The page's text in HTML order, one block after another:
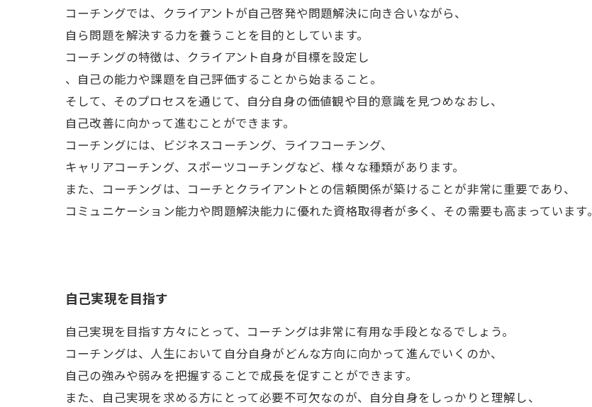
コーチングでは、クライアントが自己啓発や問題解決に向き合いながら、
自ら問題を解決する力を養うことを目的としています。
コーチングの特徴は、クライアント自身が目標を設定し
、自己の能力や課題を自己評価することから始まること。
そして、そのプロセスを通じて、自分自身の価値観や目的意識を見つめなおし、
自己改善に向かって進むことができます。
コーチングには、ビジネスコーチング、ライフコーチング、
キャリアコーチング、スポーツコーチングなど、様々な種類があります。
また、コーチングは、コーチとクライアントとの信頼関係が築けることが非常に重要であり、
コミュニケーション能力や問題解決能力に優れた資格取得者が多く、その需要も高まっています。
自己実現を目指す
自己実現を目指す方々にとって、コーチングは非常に有用な手段となるでしょう。
コーチングは、人生において自分自身がどんな方向に向かって進んでいくのか、
自己の強みや弱みを把握することで成長を促すことができます。
また、自己実現を求める方にとって必要不可欠なのが、自分自身をしっかりと理解し、